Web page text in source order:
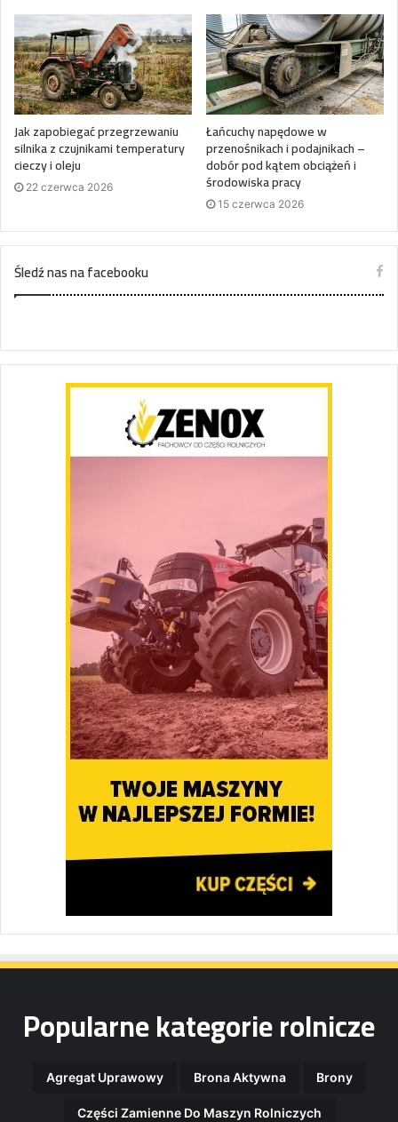
Jak zapobiegać przegrzewaniu
silnika z czujnikami temperatury
cieczy i oleju
22 czerwca 2026
Łańcuchy napędowe w
przenośnikach i podajnikach –
dobór pod kątem obciążeń i
środowiska pracy
15 czerwca 2026
Śledź nas na facebooku
Popularne kategorie rolnicze
Agregat Uprawowy Brona Aktywna Brony
Części Zamienne Do Maszyn Rolniczych